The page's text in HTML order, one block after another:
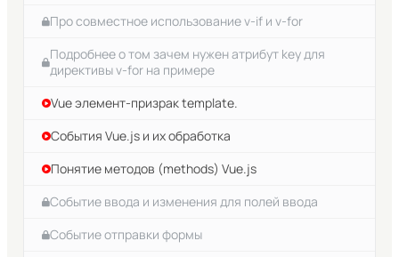
Про совместное использование v-if и v-for
Подробнее о том зачем нужен атрибут key для
директивы v-for на примере
Vue элемент-призрак template.
События Vue.js и их обработка
Понятие методов (methods) Vue.js
Событие ввода и изменения для полей ввода
Событие отправки формы